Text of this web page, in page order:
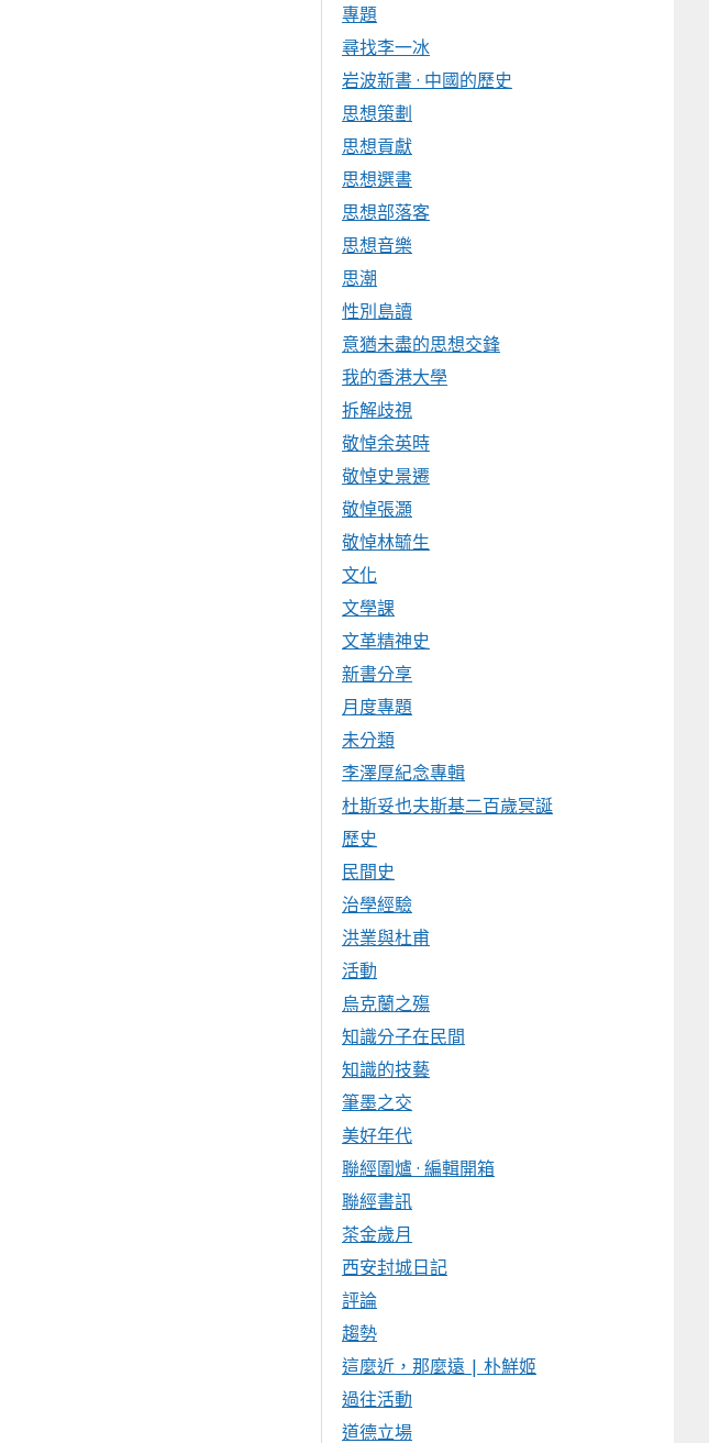
專題
尋找李一冰
岩波新書 · 中國的歷史
思想策劃
思想貢獻
思想選書
思想部落客
思想音樂
思潮
性別島讀
意猶未盡的思想交鋒
我的香港大學
拆解歧視
敬悼余英時
敬悼史景遷
敬悼張灝
敬悼林毓生
文化
文學課
文革精神史
新書分享
月度專題
未分類
李澤厚紀念專輯
杜斯妥也夫斯基二百歲冥誕
歷史
民間史
治學經驗
洪業與杜甫
活動
烏克蘭之殤
知識分子在民間
知識的技藝
筆墨之交
美好年代
聯經圍爐 · 編輯開箱
聯經書訊
茶金歲月
西安封城日記
評論
趨勢
這麼近，那麼遠 | 朴鮮姬
過往活動
道德立場